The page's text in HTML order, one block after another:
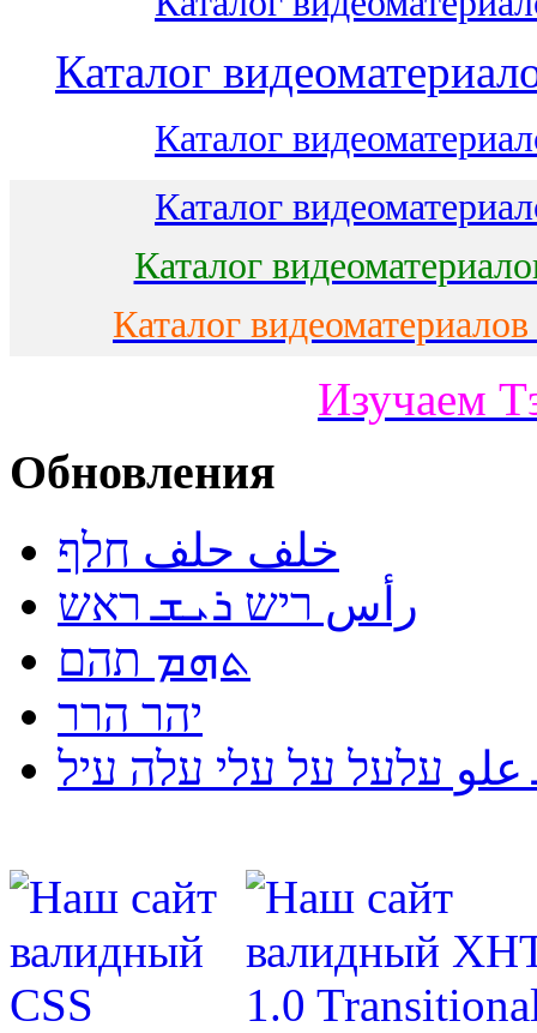
Каталог
Каталог
Каталог
Каталог
Каталог
Изучаем
Обновления
خلف حلف חלף
رأس ריש ܪܝܫ ראש
ܬܗܡ תהם
יהר הרר
עלעל על עלי עלה עיל